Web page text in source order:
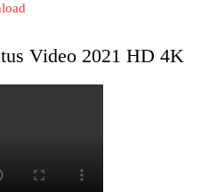
Video 2021 HD 4K